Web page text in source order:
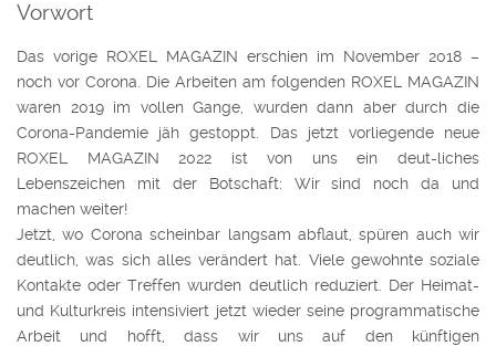
Vorwort
Das vorige ROXEL MAGAZIN erschien im November 2018 –
noch vor Corona. Die Arbeiten am folgenden ROXEL MAGAZIN
waren 2019 im vollen Gange, wurden dann aber durch die
Corona-Pandemie jäh gestoppt. Das jetzt vorliegende neue
ROXEL MAGAZIN 2022 ist von uns ein deut-liches
Lebenszeichen mit der Botschaft: Wir sind noch da und
machen weiter!
Jetzt, wo Corona scheinbar langsam abflaut, spüren auch wir
deutlich, was sich alles verändert hat. Viele gewohnte soziale
Kontakte oder Treffen wurden deutlich reduziert. Der Heimat-
und Kulturkreis intensiviert jetzt wieder seine programmatische
Arbeit und hofft, dass wir uns auf den künftigen